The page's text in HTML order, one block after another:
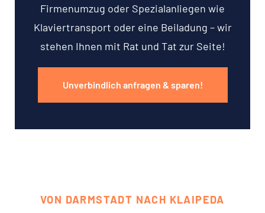
Firmenumzug oder Spezialanliegen wie
Klaviertransport oder eine Beiladung – wir
stehen Ihnen mit Rat und Tat zur Seite!
Unverbindlich anfragen & sparen!
VON DARMSTADT NACH KLAIPEDA